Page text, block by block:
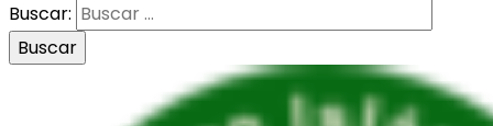
Buscar: